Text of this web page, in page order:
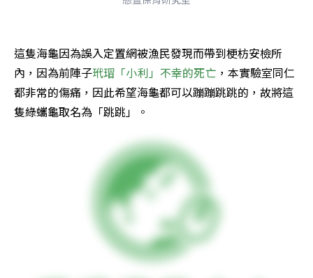
這隻海龜因為誤入定置網被漁民發現而帶到梗枋安檢所
內，因為前陣子玳瑁「小利」不幸的死亡 ，本實驗室同仁
都非常的傷痛，因此希望海龜都可以蹦蹦跳跳的，故將這
隻綠蠵龜取名為「跳跳」。